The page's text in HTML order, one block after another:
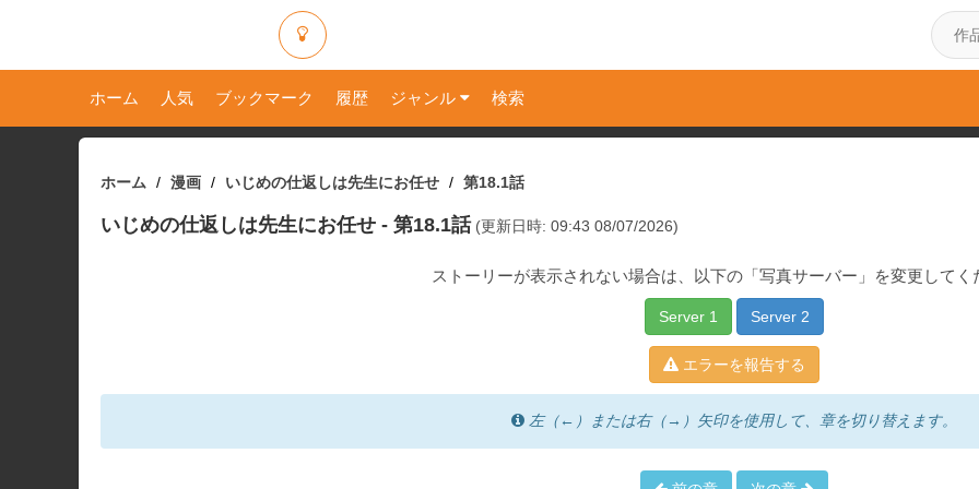
ホーム 人気 ブックマーク 履歴 ジャンル 検索
ホーム 漫画 いじめの仕返しは先生にお任せ 第18.1話
いじめの仕返しは先生にお任せ - 第18.1話 (更新日時: 09:43 08/07/2026)
ストーリーが表示されない場合は、以下の「写真サーバー」を変更してく
Server 1 Server 2
エラーを報告する
左（←）または右（→）矢印を使用して、章を切り替えます。